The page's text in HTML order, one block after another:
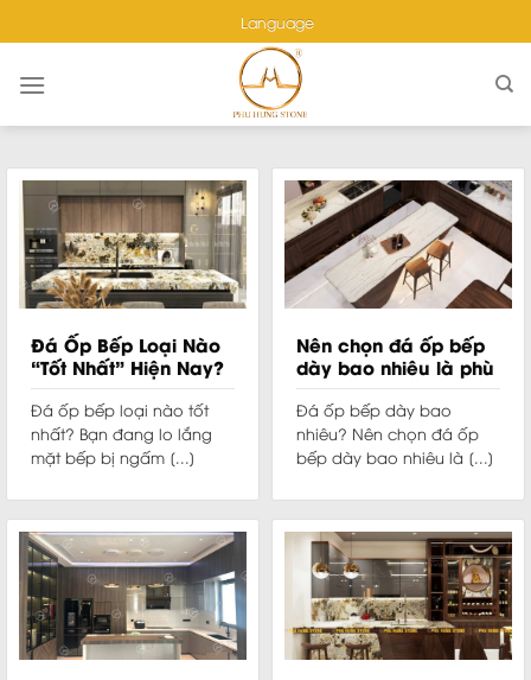
to
content
Đá Ốp Bếp Loại Nào
“Tốt Nhất” Hiện Nay?
Đá ốp bếp loại nào tốt
nhất? Bạn đang lo lắng
mặt bếp bị ngấm [...]
Nên chọn đá ốp bếp
dày bao nhiêu là phù
hợp?
Đá ốp bếp dày bao
nhiêu? Nên chọn đá ốp
bếp dày bao nhiêu là [...]
Language